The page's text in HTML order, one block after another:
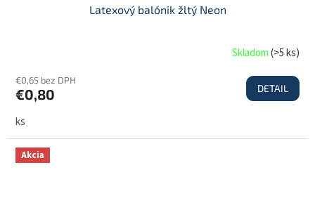
Latexový balónik žltý Neon
Skladom(>5 ks)
€0,65 bez DPH
€0,80 DETAIL
ks
Akcia